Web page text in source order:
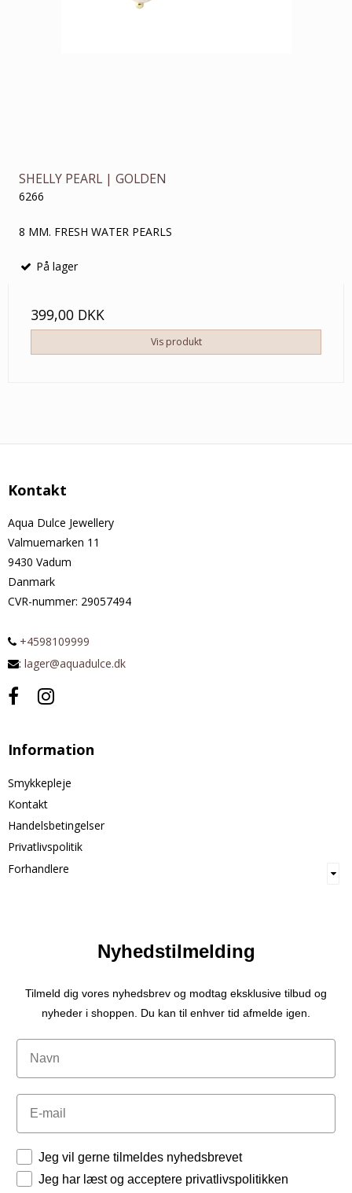
SHELLY PEARL | GOLDEN
6266
8 MM. FRESH WATER PEARLS
På lager
399,00 DKK
Vis produkt
Kontakt
Aqua Dulce Jewellery
Valmuemarken 11
9430 Vadum
Danmark
CVR-nummer: 29057494
+4598109999
: lager@aquadulce.dk
Information
Smykkepleje
Kontakt
Handelsbetingelser
Privatlivspolitik
Forhandlere
Nyhedstilmelding
Tilmeld dig vores nyhedsbrev og modtag eksklusive tilbud og
nyheder i shoppen. Du kan til enhver tid afmelde igen.
Navn
Email
Tilladelser
Jeg vil gerne tilmeldes nyhedsbrevet
Jeg har læst og acceptere privatlivspolitikken